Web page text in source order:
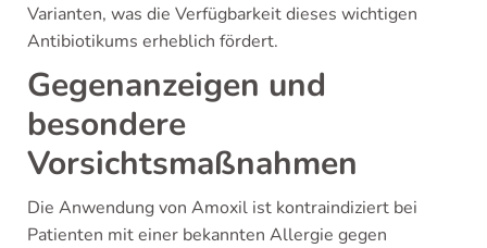
Varianten, was die Verfügbarkeit dieses wichtigen
Antibiotikums erheblich fördert.
Gegenanzeigen und
besondere
Vorsichtsmaßnahmen
Die Anwendung von Amoxil ist kontraindiziert bei
Patienten mit einer bekannten Allergie gegen